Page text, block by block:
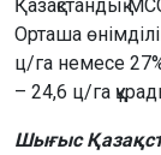
Қазақстандық
Орташа
ц/га немесе
– 24,6 ц/га
Шығыс